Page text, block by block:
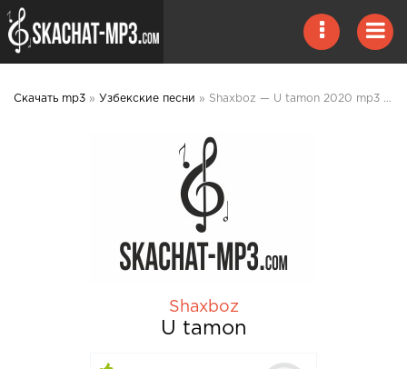
Скачать mp3 » Узбекские песни » Shaxboz — U tamon 2020 mp3 скачать
Shaxboz
U tamon